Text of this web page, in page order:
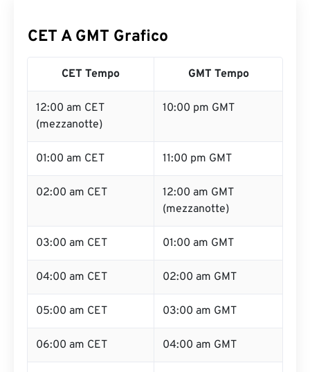
CET A GMT Grafico
CET Tempo GMT Tempo
12:00 am CET
(mezzanotte)
10:00 pm GMT
01:00 am CET 11:00 pm GMT
02:00 am CET
12:00 am GMT
(mezzanotte)
03:00 am CET 01:00 am GMT
04:00 am CET 02:00 am GMT
05:00 am CET 03:00 am GMT
06:00 am CET 04:00 am GMT